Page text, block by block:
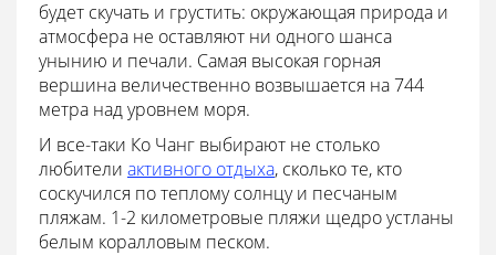
будет скучать и грустить: окружающая природа и
атмосфера не оставляют ни одного шанса
унынию и печали. Самая высокая горная
вершина величественно возвышается на 744
метра над уровнем моря.
И все-таки Ко Чанг выбирают не столько
любители активного отдыха, сколько те, кто
соскучился по теплому солнцу и песчаным
пляжам. 1-2 километровые пляжи щедро устланы
белым коралловым песком.